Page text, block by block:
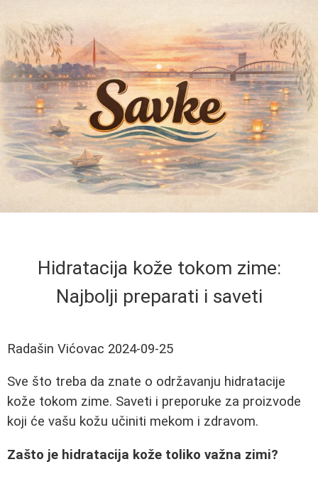
Hidratacija kože tokom zime:
Najbolji preparati i saveti
Radašin Vićovac 2024-09-25
Sve što treba da znate o održavanju hidratacije
kože tokom zime. Saveti i preporuke za proizvode
koji će vašu kožu učiniti mekom i zdravom.
Zašto je hidratacija kože toliko važna zimi?